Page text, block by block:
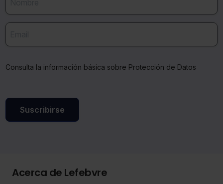
Consulta la información básica sobre Protección de Datos
Suscribirse
Acerca de Lefebvre